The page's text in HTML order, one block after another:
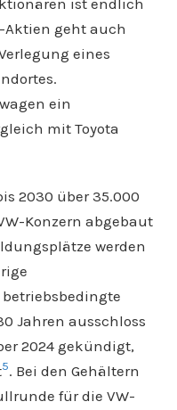
Aktien geht auch
eines
ein
mit Toyota
2030 über 35.000
Konzern abgebaut
werden
Jahren ausschloss
2024 gekündigt,
5. Bei den Gehältern
für die VW-